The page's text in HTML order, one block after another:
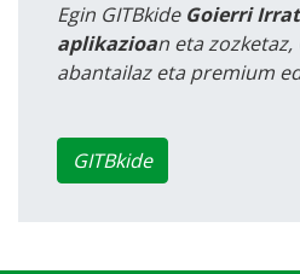
Egin GITBkide Goierri
aplikazioan eta
abantailaz eta premium
GITBkide